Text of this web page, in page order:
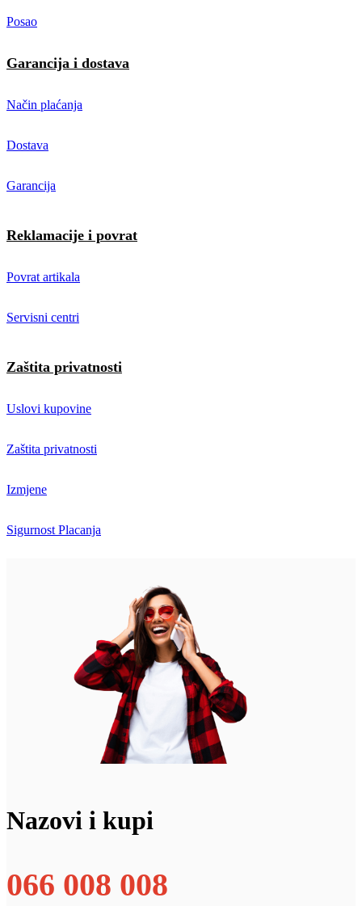
Posao
Garancija i dostava
Način plaćanja
Dostava
Garancija
Reklamacije i povrat
Povrat artikala
Servisni centri
Zaštita privatnosti
Uslovi kupovine
Zaštita privatnosti
Izmjene
Sigurnost Placanja
Nazovi i kupi
066 008 008